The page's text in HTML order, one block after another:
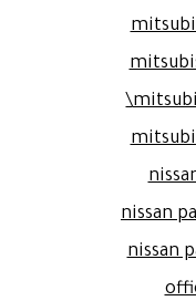
nissan
nissan